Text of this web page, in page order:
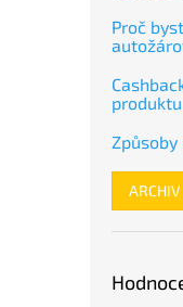
Proč
produktu
Způsoby
ARCHIV